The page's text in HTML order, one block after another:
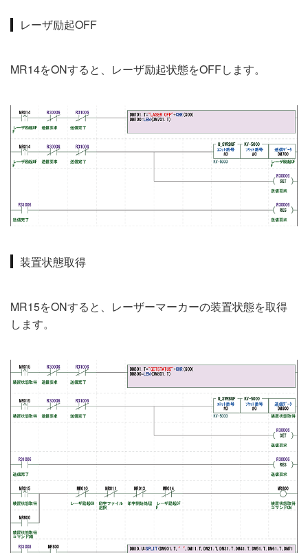
レーザ励起OFF
MR14をONすると、レーザ励起状態をOFFします。
装置状態取得
MR15をONすると、レーザーマーカーの装置状態を取得
します。